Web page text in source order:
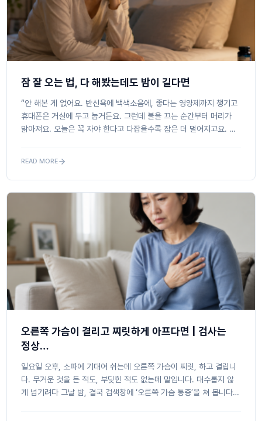
잠 잘 오는 법, 다 해봤는데도 밤이 길다면
“안 해본 게 없어요. 반신욕에 백색소음에, 좋다는 영양제까지 챙기고
휴대폰은 거실에 두고 눕거든요. 그런데 불을 끄는 순간부터 머리가
맑아져요. 오늘은 꼭 자야 한다고 다잡을수록 잠은 더 멀어지고요. 아
READ MORE
오른쪽 가슴이 결리고 찌릿하게 아프다면 | 검사는
정상…
일요일 오후, 소파에 기대어 쉬는데 오른쪽 가슴이 찌릿, 하고 결립니
다. 무거운 것을 든 적도, 부딪힌 적도 없는데 말입니다. 대수롭지 않
게 넘기려다 그날 밤, 결국 검색창에 ‘오른쪽 가슴 통증’을 쳐 봅니다.